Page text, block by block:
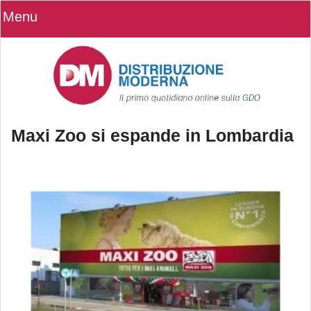
Menu
Maxi Zoo si espande in Lombardia